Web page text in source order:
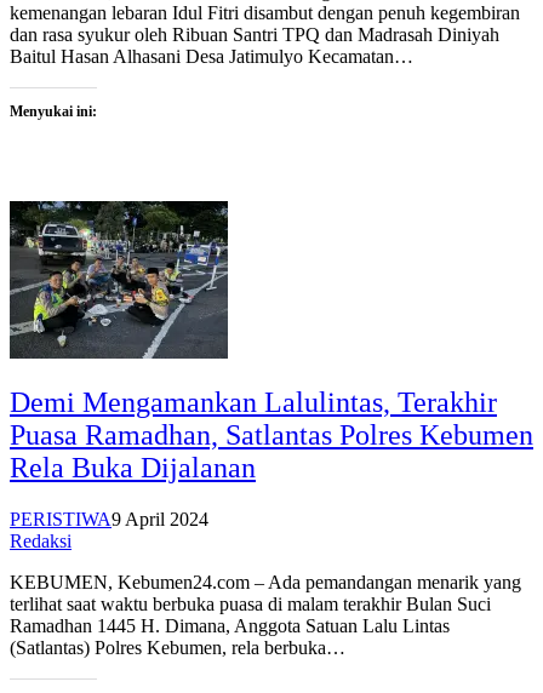
kemenangan lebaran Idul Fitri disambut dengan penuh kegembiran
dan rasa syukur oleh Ribuan Santri TPQ dan Madrasah Diniyah
Baitul Hasan Alhasani Desa Jatimulyo Kecamatan…
Menyukai ini:
Demi Mengamankan Lalulintas, Terakhir
Puasa Ramadhan, Satlantas Polres Kebumen
Rela Buka Dijalanan
PERISTIWA9 April 2024
Redaksi
KEBUMEN, Kebumen24.com – Ada pemandangan menarik yang
terlihat saat waktu berbuka puasa di malam terakhir Bulan Suci
Ramadhan 1445 H. Dimana, Anggota Satuan Lalu Lintas
(Satlantas) Polres Kebumen, rela berbuka…